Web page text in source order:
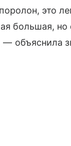
это
большая, но
— объяснила